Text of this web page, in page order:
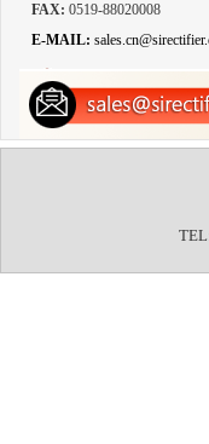
FAX: 0519-88020008
E-MAIL: